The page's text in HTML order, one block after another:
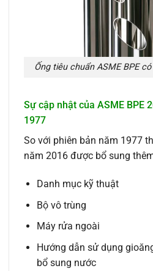
Ống tiêu chuẩn ASME BPE
Sự cập nhật của ASME BPE
1977
So với phiên bản năm 1977
năm 2016 được bổ sung
Danh mục kỹ thuật
Bộ vô trùng
Máy rửa ngoài
Hướng dẫn sử dụng
bổ sung nước